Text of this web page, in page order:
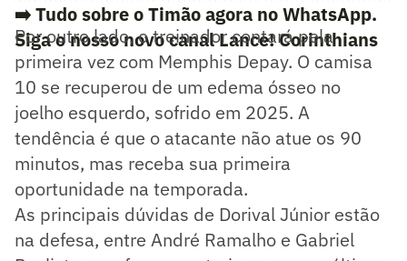
➡️ Tudo sobre o Timão agora no WhatsApp.
Siga o nosso novo canal Lance! Corinthians
Por outro lado, o treinador contará pela
primeira vez com Memphis Depay. O camisa
10 se recuperou de um edema ósseo no
joelho esquerdo, sofrido em 2025. A
tendência é que o atacante não atue os 90
minutos, mas receba sua primeira
oportunidade na temporada.
As principais dúvidas de Dorival Júnior estão
na defesa, entre André Ramalho e Gabriel